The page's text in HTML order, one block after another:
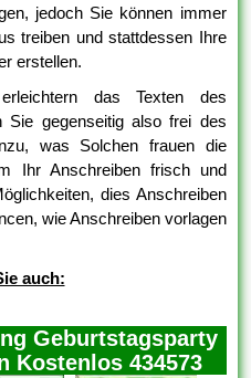
jedoch Sie können immer
treiben und stattdessen Ihre
erstellen.
erleichtern das Texten des
Sie gegenseitig also frei des
was Solchen frauen die
Ihr Anschreiben frisch und
dies Anschreiben
wie Anschreiben vorlagen
auch:
Geburtstagsparty
Kostenlos 434573